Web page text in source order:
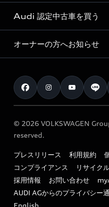
試乗予約
e-tronラインアップ
価格シミュレーション
車両比較
カタログ一覧
オンラインショップ
Audi collection
アウディナビアプリ
サービス入庫予約
サービスプログラム
メンテナンス
車検 / 定期点検
e-tronアフターサポート
myAudi
Audi 認定中古車を買う
Audi認定中古車
クオリティ
保証
メンテナンス
ファイナンス
キャンペーン / イベント
買取査定
オーナーの方へお知らせ
お知らせ
オーナー様向けキャンペーン
特定整備適用車一覧
リサイクル法
よくある質問（FAQ）
© 2026 VOLKSWAGEN
reserved.
プレスリリース 利用規約
コンプライアンス
リサイク
採用情報
お問い合わせ
AUDI AGからのプライバシー
English